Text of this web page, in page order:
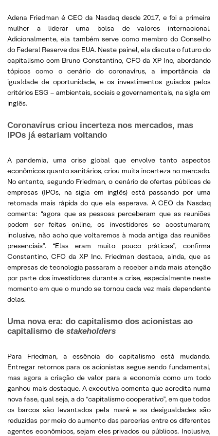
Adena Friedman é CEO da Nasdaq desde 2017, e foi a primeira
mulher a liderar uma bolsa de valores internacional.
Adicionalmente, ela também serve como membro do Conselho
do Federal Reserve dos EUA. Neste painel, ela discute o futuro do
capitalismo com Bruno Constantino, CFO da XP Inc, abordando
tópicos como o cenário do coronavírus, a importância da
igualdade de oportunidade, e os investimentos guiados pelos
critérios ESG – ambientais, sociais e governamentais, na sigla em
inglês.
Coronavírus criou incerteza nos mercados, mas
IPOs já estariam voltando
A pandemia, uma crise global que envolve tanto aspectos
econômicos quanto sanitários, criou muita incerteza no mercado.
No entanto, segundo Friedman, o cenário de ofertas públicas de
empresas (IPOs, na sigla em inglês) está passando por uma
retomada mais rápida do que ela esperava. A CEO da Nasdaq
comenta: “agora que as pessoas perceberam que as reuniões
podem ser feitas online, os investidores se acostumaram;
inclusive, não acho que voltaremos à moda antiga das reuniões
presenciais”. “Elas eram muito pouco práticas”, confirma
Constantino, CFO da XP Inc. Friedman destaca, ainda, que as
empresas de tecnologia passaram a receber ainda mais atenção
por parte dos investidores durante a crise, especialmente neste
momento em que o mundo se tornou cada vez mais dependente
delas.
Uma nova era: do capitalismo dos acionistas ao
capitalismo de stakeholders
Para Friedman, a essência do capitalismo está mudando.
Entregar retornos para os acionistas segue sendo fundamental,
mas agora a criação de valor para a economia como um todo
ganhou mais destaque. A executiva comenta que acredita numa
nova fase, qual seja, a do “capitalismo cooperativo”, em que todos
os barcos são levantados pela maré e as desigualdades são
reduzidas por meio do aumento das parcerias entre os diferentes
agentes econômicos, sejam eles privados ou públicos. Inclusive,